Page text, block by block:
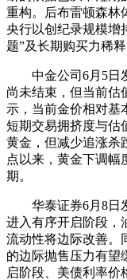
重构。后布雷顿森林
央行以创纪录规模增
题”及长期购买力稀释
中金公司6月5日发
尚未结束，但当前估
示，当前金价相对基
短期交易拥挤度与估
黄金，但减少追涨杀
点以来，黄金下调幅
期。
华泰证券6月8日发
进入有序开启阶段，
流动性将边际改善。
的边际抛售压力有望
启阶段、美债利率价